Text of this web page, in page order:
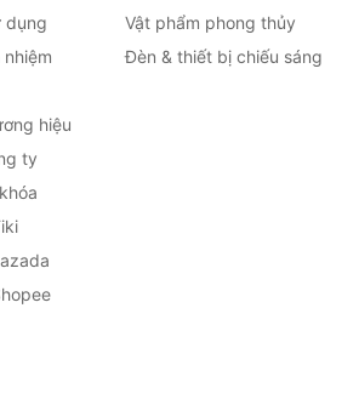
dụng
hiệu
ty
Vật phẩm phong thủy
Đèn & thiết bị chiếu sáng